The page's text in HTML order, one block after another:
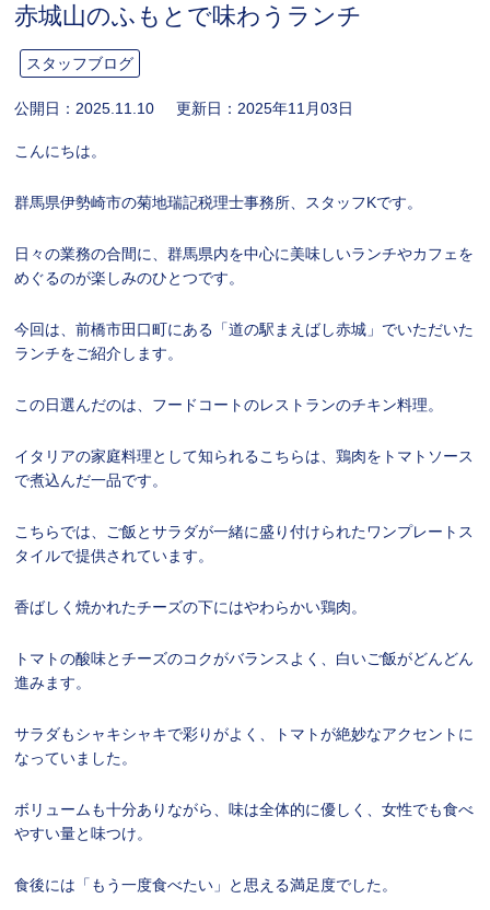
赤城山のふもとで味わうランチ
スタッフブログ
公開日： 2025.11.10 更新日： 2025年11月03日
こんにちは。
群馬県伊勢崎市の菊地瑞記税理士事務所、スタッフKです。
日々の業務の合間に、群馬県内を中心に美味しいランチやカフェを
めぐるのが楽しみのひとつです。
今回は、前橋市田口町にある「道の駅まえばし赤城 」でいただいた
ランチをご紹介します。
この日選んだのは、フードコートのレストランのチキン料理。
イタリアの家庭料理として知られるこちらは、鶏肉をトマトソース
で煮込んだ一品です。
こちらでは、ご飯とサラダが一緒に盛り付けられたワンプレートス
タイルで提供されています。
香ばしく焼かれたチーズの下にはやわらかい鶏肉。
トマトの酸味とチーズのコクがバランスよく、白いご飯がどんどん
進みます。
サラダもシャキシャキで彩りがよく、トマトが絶妙なアクセントに
なっていました。
ボリュームも十分ありながら、味は全体的に優しく、女性でも食べ
やすい量と味つけ。
食後には「もう一度食べたい」と思える満足度でした。